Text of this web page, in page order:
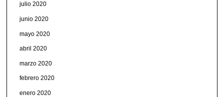
julio 2020
junio 2020
mayo 2020
abril 2020
marzo 2020
febrero 2020
enero 2020